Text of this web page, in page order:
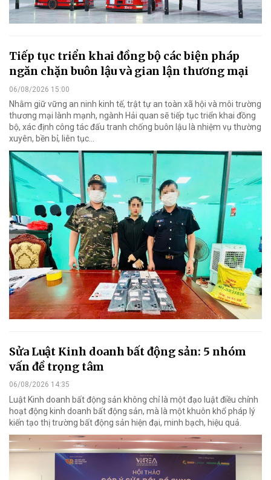
Tiếp tục triển khai đồng bộ các biện pháp
ngăn chặn buôn lậu và gian lận thương mại
06/08/2026 15:00
Nhằm giữ vững an ninh kinh tế, trật tự an toàn xã hội và môi trường
thương mại lành mạnh, ngành Hải quan sẽ tiếp tục triển khai đồng
bộ, xác định công tác đấu tranh chống buôn lậu là nhiệm vụ thường
xuyên, bền bỉ, liên tục…
Sửa Luật Kinh doanh bất động sản: 5 nhóm
vấn đề trọng tâm
06/08/2026 14:35
Luật Kinh doanh bất động sản không chỉ là một đạo luật điều chỉnh
hoạt động kinh doanh bất động sản, mà là một khuôn khổ pháp lý
kiến tạo thị trường bất động sản hiện đại, minh bạch, hiệu quả.